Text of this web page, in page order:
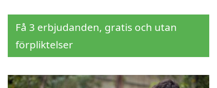
Få 3 erbjudanden, gratis och utan
förpliktelser